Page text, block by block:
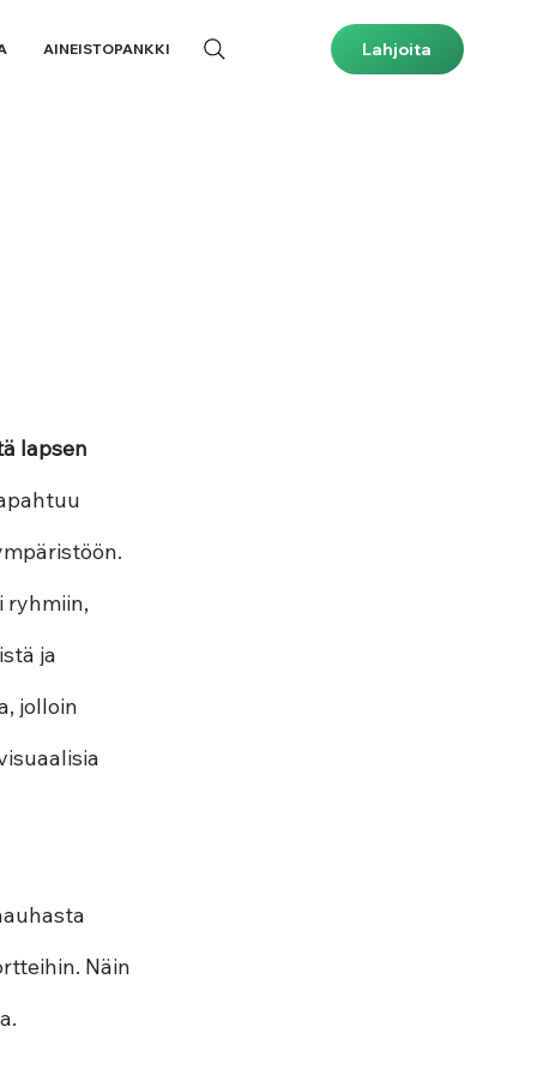
AINEISTOPANKKI Lahjoita
lapsen
ryhmiin,
ja
jolloin
Näin